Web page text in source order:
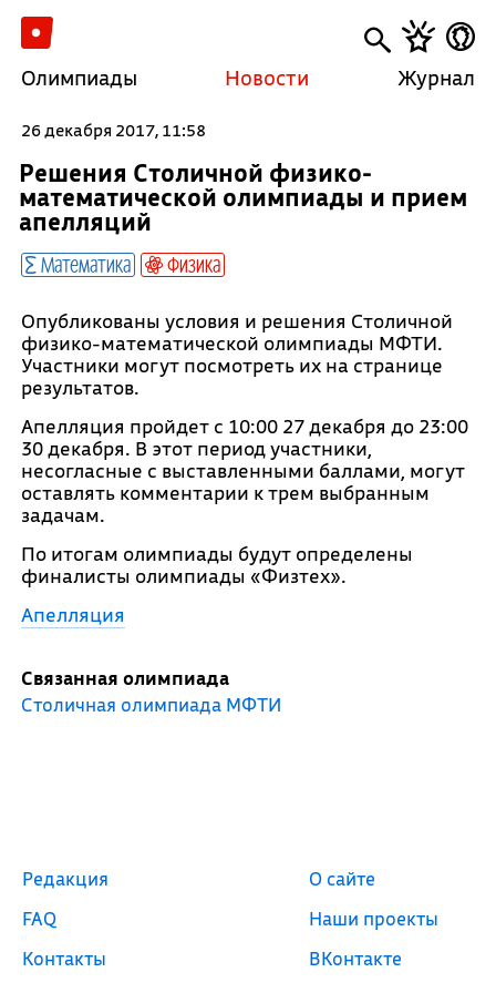
Олимпиады Новости Журнал
26 декабря 2017, 11:58
Решения Столичной физико-
математической олимпиады и прием
апелляций
Математика Физика
Опубликованы условия и решения Столичной
физико-математической олимпиады МФТИ.
Участники могут посмотреть их на странице
результатов.
Апелляция пройдет с 10:00 27 декабря до 23:00
30 декабря. В этот период участники,
несогласные с выставленными баллами, могут
оставлять комментарии к трем выбранным
задачам.
По итогам олимпиады будут определены
финалисты олимпиады «Физтех».
Апелляция
Связанная олимпиада
Столичная олимпиада МФТИ
Редакция
FAQ
Контакты
О сайте
Наши проекты
ВКонтакте